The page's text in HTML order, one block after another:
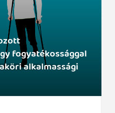
fogyatékossággal
alkalmassági